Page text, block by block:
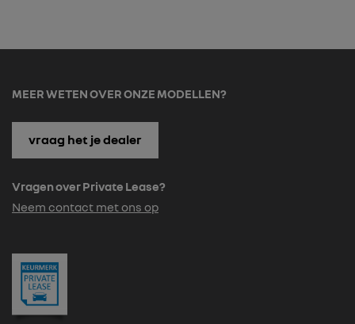
MEER WETEN OVER ONZE MODELLEN?
vraag het je dealer
Vragen over Private Lease?
Neem contact met ons op